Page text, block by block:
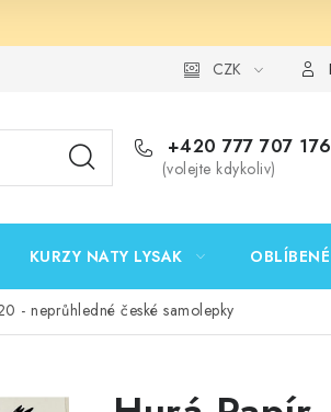
Podmínky ochrany osobních
CZK
+420 777 707 176
(volejte kdykoliv)
KURZY NATY LYSAK
- neprůhledné české samolepky